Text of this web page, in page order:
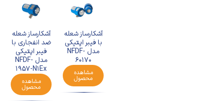
آشکارساز شعله
با فیبر اپتیکی
مدل NFDF-
60170
مشاهده
محصول
آشکارساز شعله
ضد انفجاری با
فیبر اپتیکی
مدل NFDF-
1957-N1Ex
مشاهده
محصول